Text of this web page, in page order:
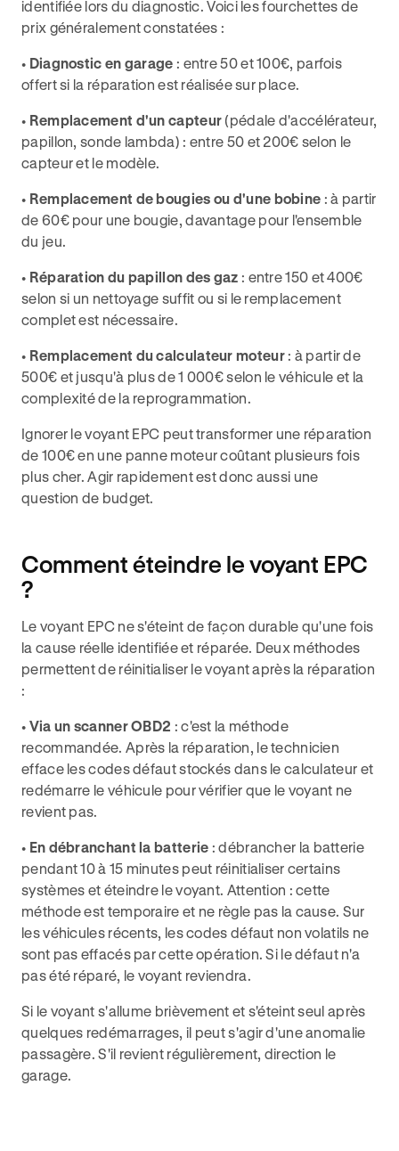
identifiée lors du diagnostic. Voici les fourchettes de
prix généralement constatées :
• Diagnostic en garage : entre 50 et 100€, parfois
offert si la réparation est réalisée sur place.
• Remplacement d'un capteur (pédale d'accélérateur,
papillon, sonde lambda) : entre 50 et 200€ selon le
capteur et le modèle.
• Remplacement de bougies ou d'une bobine : à partir
de 60€ pour une bougie, davantage pour l'ensemble
du jeu.
• Réparation du papillon des gaz : entre 150 et 400€
selon si un nettoyage suffit ou si le remplacement
complet est nécessaire.
• Remplacement du calculateur moteur: à partir de
500€ et jusqu'à plus de 1 000€ selon le véhicule et la
complexité de la reprogrammation.
Ignorer le voyant EPC peut transformer une réparation
de 100€ en une panne moteur coûtant plusieurs fois
plus cher. Agir rapidement est donc aussi une
question de budget.
Comment éteindre le voyant EPC
?
Le voyant EPC ne s'éteint de façon durable qu'une fois
la cause réelle identifiée et réparée. Deux méthodes
permettent de réinitialiser le voyant après la réparation
:
• Via un scanner OBD2 : c'est la méthode
recommandée. Après la réparation, le technicien
efface les codes défaut stockés dans le calculateur et
redémarre le véhicule pour vérifier que le voyant ne
revient pas.
• En débranchant la batterie : débrancher la batterie
pendant 10 à 15 minutes peut réinitialiser certains
systèmes et éteindre le voyant. Attention : cette
méthode est temporaire et ne règle pas la cause. Sur
les véhicules récents, les codes défaut non volatils ne
sont pas effacés par cette opération. Si le défaut n'a
pas été réparé, le voyant reviendra.
Si le voyant s'allume brièvement et s'éteint seul après
quelques redémarrages, il peut s'agir d'une anomalie
passagère. S'il revient régulièrement, direction le
garage.